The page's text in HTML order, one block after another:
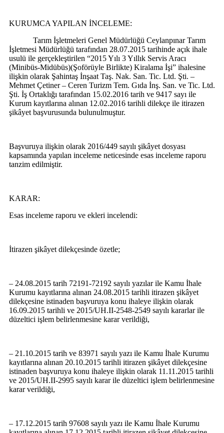
KURUMCA YAPILAN İNCELEME:
Tarım İşletmeleri Genel Müdürlüğü Ceylanpınar Tarım
İşletmesi Müdürlüğü tarafından 28.07.2015 tarihinde açık ihale
usulü ile gerçekleştirilen “2015 Yılı 3 Yıllık Servis Aracı
(Minibüs-Midübüs)(Şoförüyle Birlikte) Kiralama İşi” ihalesine
ilişkin olarak Şahintaş İnşaat Taş. Nak. San. Tic. Ltd. Şti. –
Mehmet Çetiner – Ceren Turizm Tem. Gıda İnş. San. ve Tic. Ltd.
Şti. İş Ortaklığı tarafından 15.02.2016 tarih ve 9417 sayı ile
Kurum kayıtlarına alınan 12.02.2016 tarihli dilekçe ile itirazen
şikâyet başvurusunda bulunulmuştur.
Başvuruya ilişkin olarak 2016/449 sayılı şikâyet dosyası
kapsamında yapılan inceleme neticesinde esas inceleme raporu
tanzim edilmiştir.
KARAR:
Esas inceleme raporu ve ekleri incelendi:
İtirazen şikâyet dilekçesinde özetle;
– 24.08.2015 tarih 72191-72192 sayılı yazılar ile Kamu İhale
Kurumu kayıtlarına alınan 24.08.2015 tarihli itirazen şikâyet
dilekçesine istinaden başvuruya konu ihaleye ilişkin olarak
16.09.2015 tarihli ve 2015/UH.II-2548-2549 sayılı kararlar ile
düzeltici işlem belirlenmesine karar verildiği,
– 21.10.2015 tarih ve 83971 sayılı yazı ile Kamu İhale Kurumu
kayıtlarına alınan 20.10.2015 tarihli itirazen şikâyet dilekçesine
istinaden başvuruya konu ihaleye ilişkin olarak 11.11.2015 tarihli
ve 2015/UH.II-2995 sayılı karar ile düzeltici işlem belirlenmesine
karar verildiği,
– 17.12.2015 tarih 97608 sayılı yazı ile Kamu İhale Kurumu